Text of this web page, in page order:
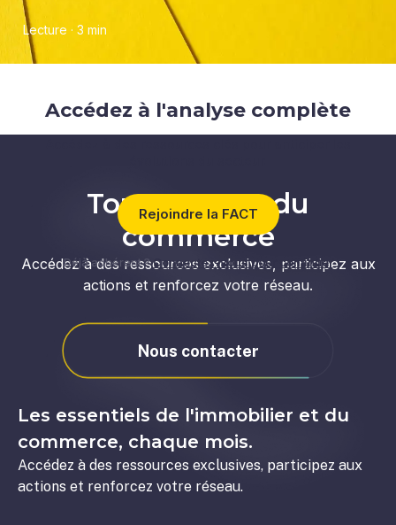
Lecture · 3 min
Accédez à l'analyse complète
Rejoindre la FACT
Déjà adhérent ?Connectez-vous pour continuer
Tous acteurs du
commerce
Accédez à des ressources exclusives, participez aux
actions et renforcez votre réseau.
Nous contacter
Les essentiels de l'immobilier et du
commerce, chaque mois.
Accédez à des ressources exclusives, participez aux
actions et renforcez votre réseau.